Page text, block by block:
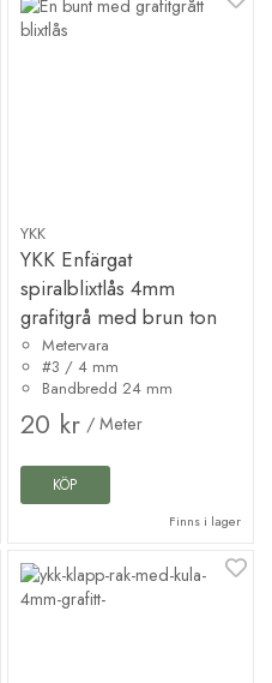
YKK
YKK Enfärgat
spiralblixtlås 4mm
grafitgrå med brun ton
Metervara
#3 / 4 mm
Bandbredd 24 mm
20 kr / Meter
KÖP
Finns i lager